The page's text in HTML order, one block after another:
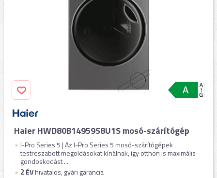
Haier HWD80B14959S8U1S mosó-szárítógép
I-Pro Series 5 | Az I-Pro Series 5 mosó-szárítógépek
testreszabott megoldásokat kínálnak, így otthon is maximális
gondoskodást ...
2 ÉVhivatalos, gyári garancia